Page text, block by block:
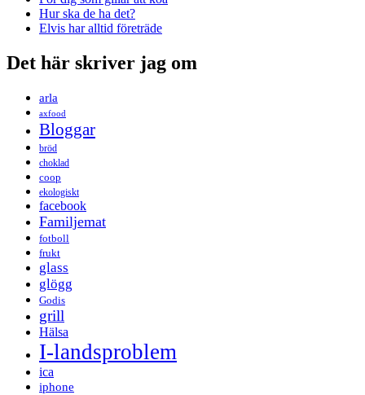
Hur ska de ha det?
Elvis har alltid företräde
Det här skriver jag om
arla
axfood
Bloggar
bröd
choklad
coop
ekologiskt
facebook
Familjemat
fotboll
frukt
glass
glögg
Godis
grill
Hälsa
I-landsproblem
ica
iphone